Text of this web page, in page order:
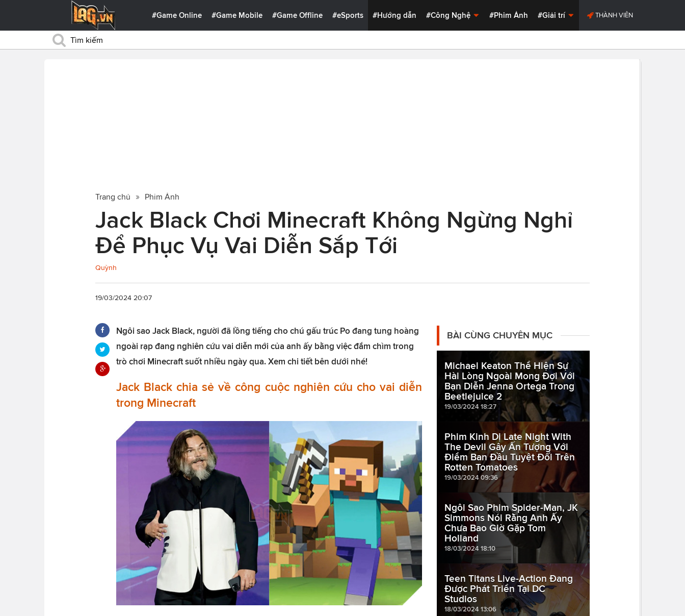
#Game Online #Game Mobile #Game Offline #eSports #Hướng dẫn #Công Nghệ #Phim Ảnh #Giải trí THÀNH VIÊN
Trang chủ Phim Ảnh
Jack Black Chơi Minecraft Không Ngừng Nghỉ
Để Phục Vụ Vai Diễn Sắp Tới
Quỳnh
19/03/2024 20:07
Ngôi sao Jack Black, người đã lồng tiếng cho chú gấu trúc Po đang tung hoàng
ngoài rạp đang nghiên cứu vai diễn mới của anh ấy bằng việc đắm chìm trong
trò chơi Minecraft suốt nhiều ngày qua. Xem chi tiết bên dưới nhé!
Jack Black chia sẻ về công cuộc nghiên cứu cho vai diễn
trong Minecraft
BÀI CÙNG CHUYÊN MỤC
Michael Keaton Thể Hiện Sự
Hài Lòng Ngoài Mong Đợi Với
Bạn Diễn Jenna Ortega Trong
Beetlejuice 2
19/03/2024 18:27
Phim Kinh Dị Late Night With
The Devil Gây Ấn Tượng Với
Điểm Ban Đầu Tuyệt Đối Trên
Rotten Tomatoes
19/03/2024 09:36
Ngôi Sao Phim Spider-Man, JK
Simmons Nói Rằng Anh Ấy
Chưa Bao Giờ Gặp Tom
Holland
18/03/2024 18:10
Teen Titans Live-Action Đang
Được Phát Triển Tại DC
Studios
18/03/2024 13:06